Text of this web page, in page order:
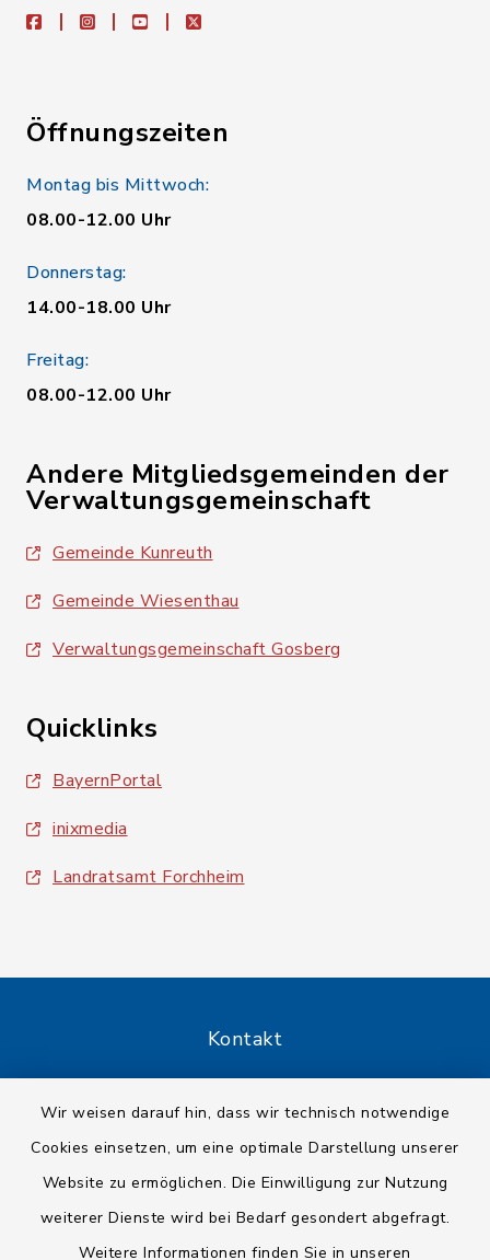
Wir weisen darauf hin, dass wir technisch notwendige
Cookies einsetzen, um eine optimale Darstellung unserer
Website zu ermöglichen. Die Einwilligung zur Nutzung
weiterer Dienste wird bei Bedarf gesondert abgefragt.
Weitere Informationen finden Sie in unseren
facebookinstagramyoutubeX
Öffnungszeiten
Montag bis Mittwoch:
08.00-12.00 Uhr
Donnerstag:
14.00-18.00 Uhr
Freitag:
08.00-12.00 Uhr
Andere Mitgliedsgemeinden der
Verwaltungsgemeinschaft
Gemeinde Kunreuth
Gemeinde Wiesenthau
Verwaltungsgemeinschaft Gosberg
Quicklinks
BayernPortal
inixmedia
Landratsamt Forchheim
Kontakt
Datenschutz
Impressum